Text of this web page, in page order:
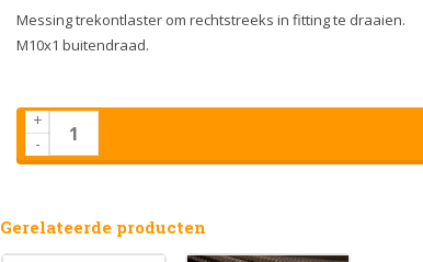
Messing trekontlaster om rechtstreeks in fitting te draaien.
M10x1 buitendraad.
+
-
Gerelateerde producten